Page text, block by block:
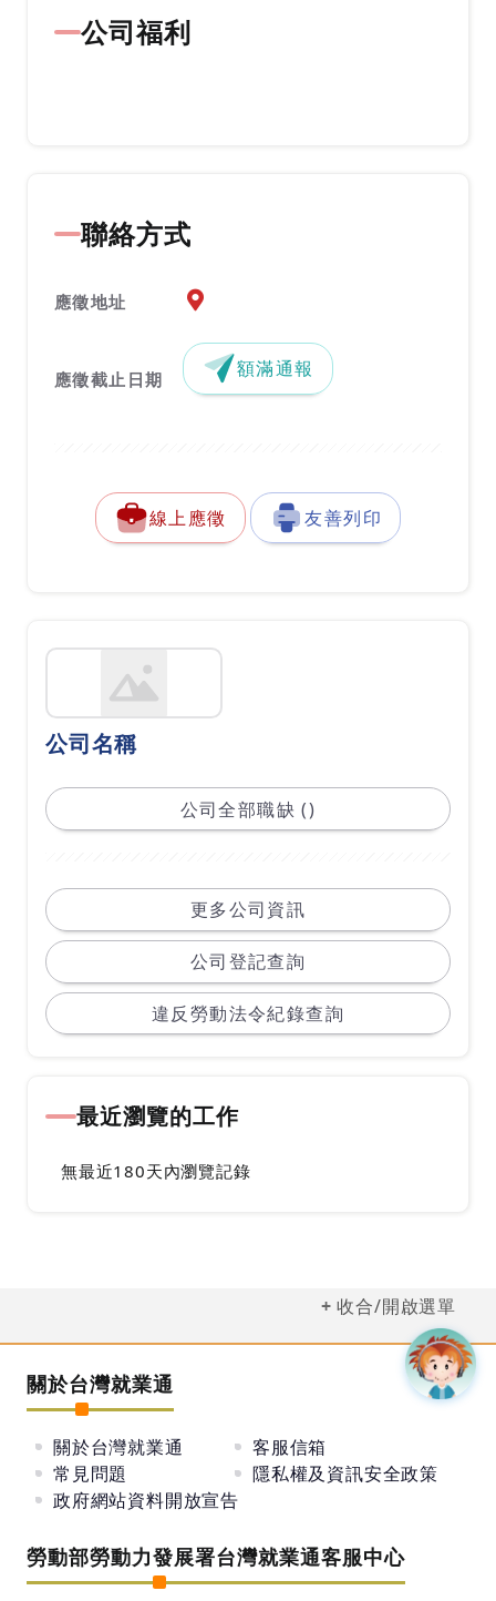
公司福利
聯絡方式
應徵地址 應徵地址地圖『另開新視窗』
應徵截止日期 額滿通報
線上應徵 友善列印
公司名稱
公司全部職缺 ()
更多公司資訊
公司登記查詢
違反勞動法令紀錄查詢
最近瀏覽的工作
無最近180天內瀏覽記錄
收合/開啟選單
關於台灣就業通
關於台灣就業通
客服信箱
常見問題
隱私權及資訊安全政策
政府網站資料開放宣告
勞動部勞動力發展署台灣就業通客服中心